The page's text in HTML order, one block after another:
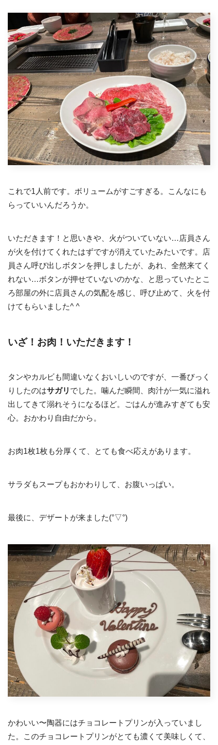
これで1人前です。ボリュームがすごすぎる。こんなにも
らっていいんだろうか。
いただきます！と思いきや、火がついていない…店員さん
が火を付けてくれたはずですが消えていたみたいです。店
員さん呼び出しボタンを押しましたが、あれ、全然来てく
れない…ボタンが押せていないのかな、と思っていたとこ
ろ部屋の外に店員さんの気配を感じ、呼び止めて、火を付
けてもらいました^ ^
いざ！お肉！いただきます！
タンやカルビも間違いなくおいしいのですが、一番びっく
りしたのはサガリ でした。噛んだ瞬間、肉汁が一気に溢れ
出してきて溺れそうになるほど。ごはんが進みすぎても安
心。おかわり自由だから。
お肉1枚1枚も分厚くて、とても食べ応えがあります。
サラダもスープもおかわりして、お腹いっぱい。
最後に、デザートが来ました(°▽°)
かわいい〜陶器にはチョコレートプリンが入っていまし
た。このチョコレートプリンがとても濃くて美味しくて、